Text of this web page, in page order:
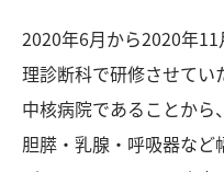
2020年6月から2020年
理診断科で研修させてい
中核病院であることか
胆膵・乳腺・呼吸器など